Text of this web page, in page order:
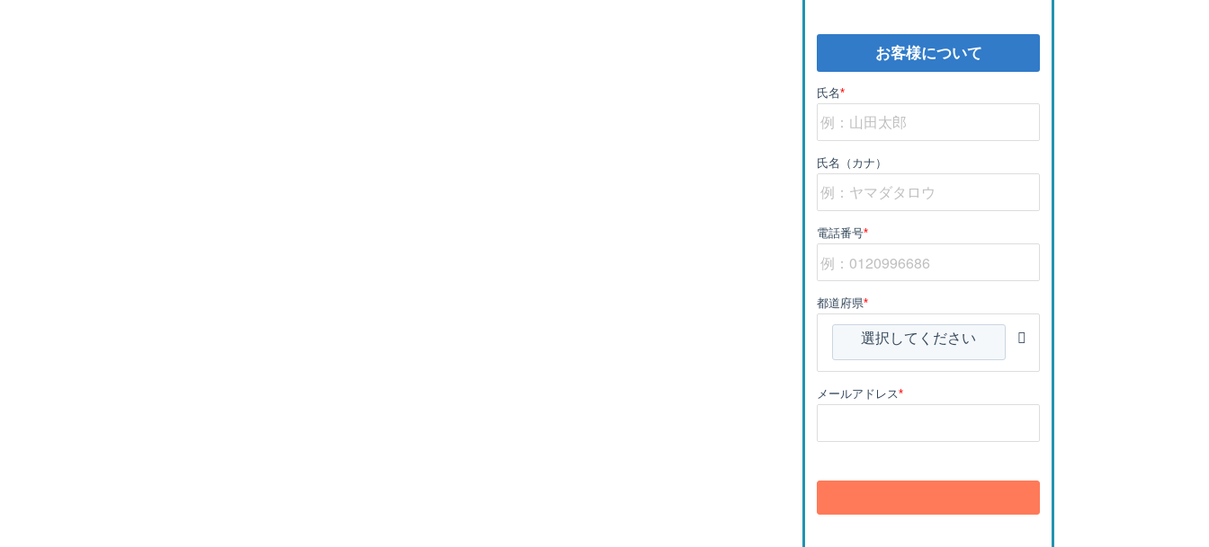
お客様について
氏名*
氏名（カナ）
電話番号*
都道府県*
選択してください
メールアドレス*